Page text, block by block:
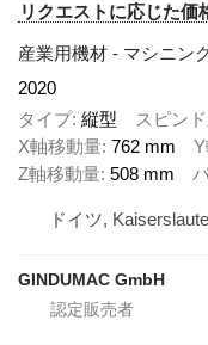
リクエストに応じた価
産業用機材 - マシニン
2020
タイプ 縦型 スピン
X軸移動量 762 mm
Z軸移動量 508 mm
ドイツ,
GINDUMAC GmbH